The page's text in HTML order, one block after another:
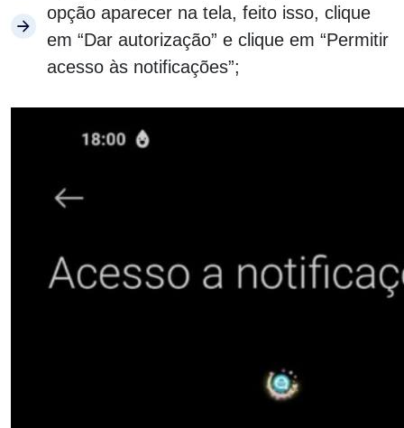
opção aparecer na tela, feito isso, clique
em “Dar autorização” e clique em “Permitir
acesso às notificações”;